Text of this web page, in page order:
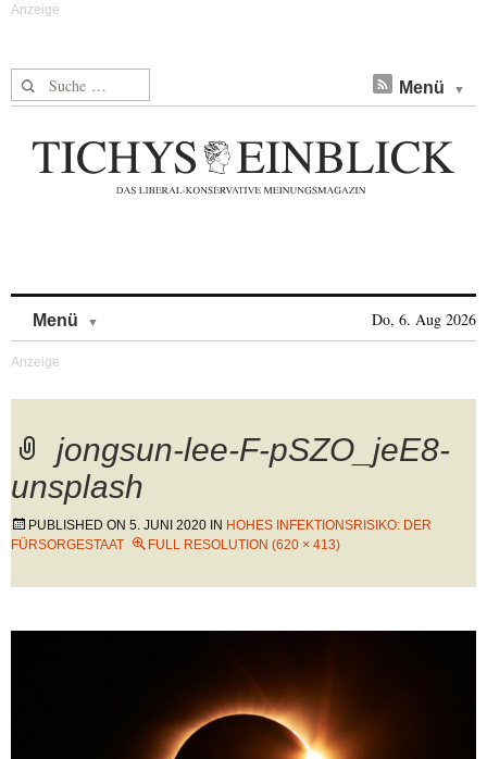
Suche nach: Menü
Menü Do, 6. Aug 2026
jongsun-lee-F-pSZO_jeE8-
unsplash
PUBLISHED ON 5. JUNI 2020 IN HOHES INFEKTIONSRISIKO: DER
FÜRSORGESTAAT
FULL RESOLUTION (620 × 413)